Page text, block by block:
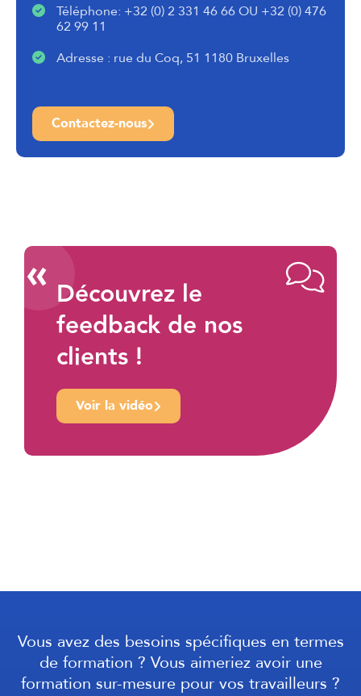
Téléphone: +32 (0) 2 331 46 66 OU +32 (0) 476
62 99 11
Adresse : rue du Coq, 51 1180 Bruxelles
Contactez-nous
«Découvrez le
feedback de nos
clients !
Voir la vidéo
Vous avez des besoins spécifiques en termes
de formation ? Vous aimeriez avoir une
formation sur-mesure pour vos travailleurs ?